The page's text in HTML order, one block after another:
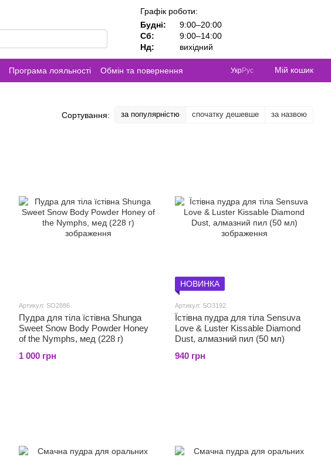
Графік роботи:
Будні:
9:00–20:00
Сб:
9:00–14:00
Нд:
вихідний
Програма лояльності
Обмін та повернення
УкрРус Мій кошик
Сортування: за популярністю спочатку дешевше за назвою
Артикул: SO2886
Пудра для тіла їстівна Shunga
Sweet Snow Body Powder Honey
of the Nymphs, мед (228 г)
1 000 грн
НОВИНКА
Артикул: SO3192
Їстівна пудра для тіла Sensuva
Love & Luster Kissable Diamond
Dust, алмазний пил (50 мл)
940 грн